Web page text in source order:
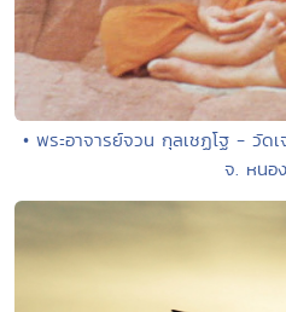
• พระอาจารย์จวน กุลเชฏโฐ - วัด
จ. หนอ